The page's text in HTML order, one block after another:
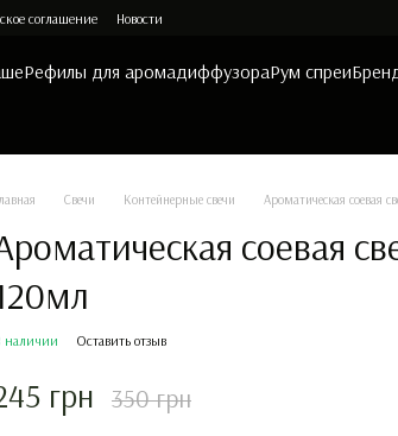
соглашение Новости
Рефилы для аромадиффузораРум спреи
Свечи Контейнерные свечи Ароматическая соевая
соевая
наличии Оставить отзыв
грн 350 грн